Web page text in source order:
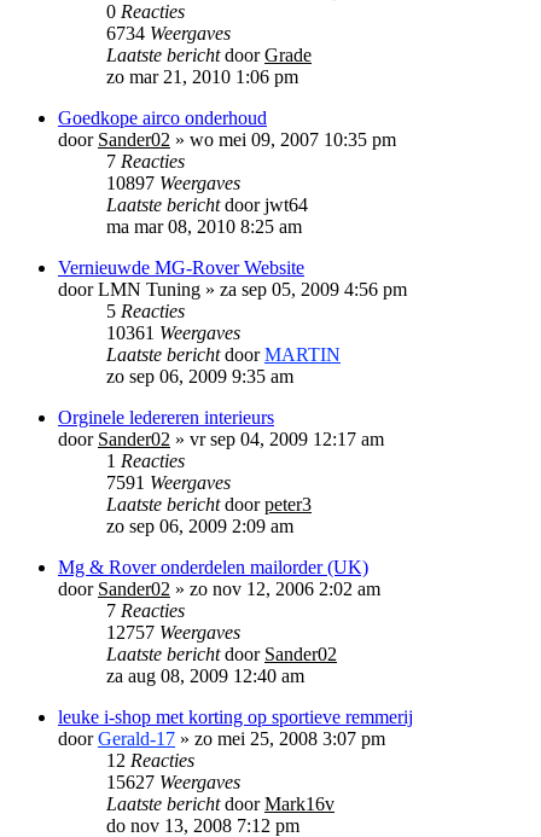
0 Reacties
6734 Weergaves
Laatste berichtdoorGrade
zo mar 21, 2010 1:06 pm
Goedkope airco onderhoud
door Sander02 » wo mei 09, 2007 10:35 pm
7 Reacties
10897 Weergaves
Laatste berichtdoorjwt64
ma mar 08, 2010 8:25 am
Vernieuwde MG-Rover Website
doorLMN Tuning » za sep 05, 2009 4:56 pm
5 Reacties
10361 Weergaves
Laatste berichtdoorMARTIN
zo sep 06, 2009 9:35 am
Orginele ledereren interieurs
door Sander02 » vr sep 04, 2009 12:17 am
1 Reacties
7591 Weergaves
Laatste berichtdoorpeter3
zo sep 06, 2009 2:09 am
Mg & Rover onderdelen mailorder (UK)
door Sander02 » zo nov 12, 2006 2:02 am
7 Reacties
12757 Weergaves
Laatste berichtdoor Sander02
za aug 08, 2009 12:40 am
leuke i-shop met korting op sportieve remmerij
doorGerald-17 » zo mei 25, 2008 3:07 pm
12 Reacties
15627 Weergaves
Laatste berichtdoorMark16v
do nov 13, 2008 7:12 pm